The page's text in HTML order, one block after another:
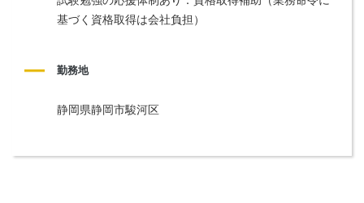
基づく資格取得は会社負担）
勤務地
静岡県静岡市駿河区